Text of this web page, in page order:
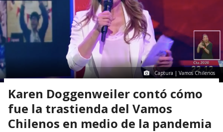
Captura | Vamos Chilenos
Karen Doggenweiler contó cómo
fue la trastienda del Vamos
Chilenos en medio de la pandemia